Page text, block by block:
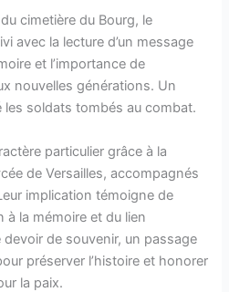
cimetière du Bourg, le
avec la lecture d’un message
et l’importance de
nouvelles générations. Un
soldats tombés au combat.
particulier grâce à la
de Versailles, accompagnés
implication témoigne de
à la mémoire et du lien
de souvenir, un passage
préserver l’histoire et honorer
la paix.